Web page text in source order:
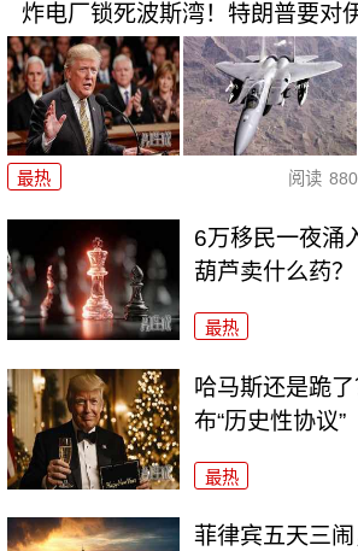
炸电厂锁死波斯湾！特朗普要对
最热 阅读
6万移民一夜涌
葫芦卖什么药？
最热
哈马斯还是跪
布“历史性协议”
最热
菲律宾五天三闹